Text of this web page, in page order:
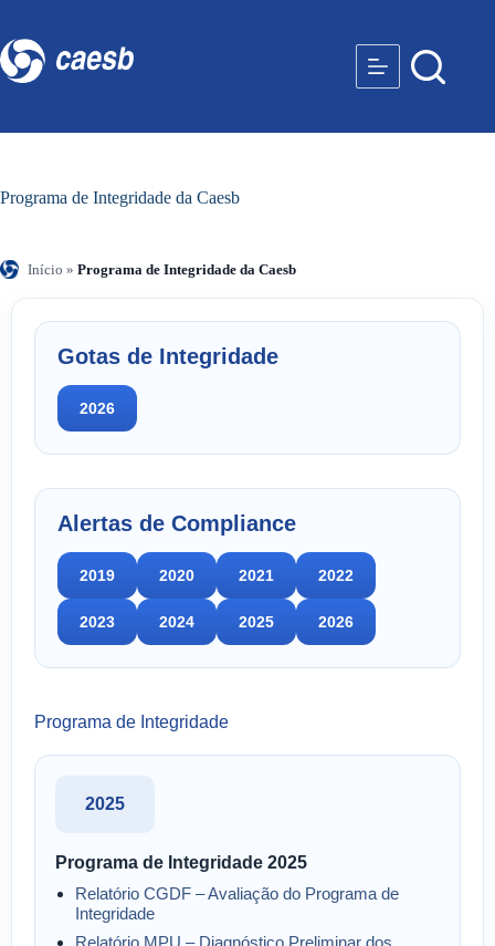
Programa de Integridade da Caesb
Início » Programa de Integridade da Caesb
Gotas de Integridade
2026
Alertas de Compliance
2019 2020 2021 2022
2023 2024 2025 2026
Programa de Integridade
2025
Programa de Integridade 2025
Relatório CGDF – Avaliação do Programa de
Integridade
Relatório MPU – Diagnóstico Preliminar dos